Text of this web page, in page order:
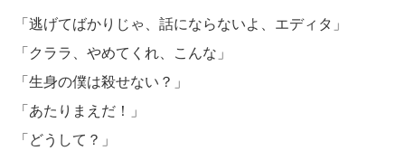
「逃げてばかりじゃ、話にならないよ、エディタ」
「クララ、やめてくれ、こんな」
「生身の僕は殺せない？」
「あたりまえだ！」
「どうして？」